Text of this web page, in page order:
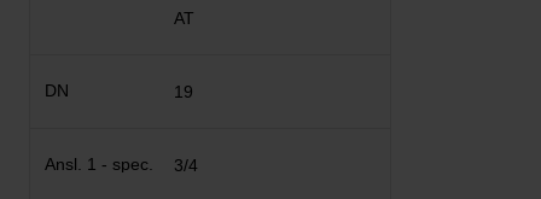
AT
19
3/4